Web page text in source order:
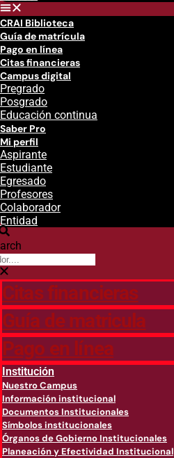
CRAI Biblioteca
Guía de matrícula
Pago en línea
Citas financieras
Campus digital
Pregrado
Posgrado
Educación continua
Saber Pro
Mi perfil
Aspirante
Estudiante
Egresado
Profesores
Colaborador
Entidad
Citas financieras
Guía de matricula
Pago en línea
Institución
Nuestro Campus
Información institucional
Documentos Institucionales
Símbolos institucionales
Órganos de Gobierno Institucionales
Planeación y Efectividad Institucional